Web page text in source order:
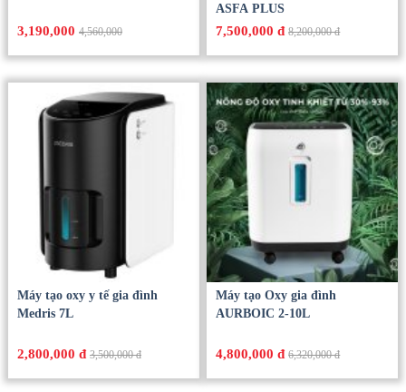
3,190,0004,560,000
ASFA PLUS
7,500,000 đ 8,200,000 đ
Máy tạo oxy y tế gia đình
Medris 7L
2,800,000 đ 3,500,000 đ
Máy tạo Oxy gia đình
AURBOIC 2-10L
4,800,000 đ 6,320,000 đ